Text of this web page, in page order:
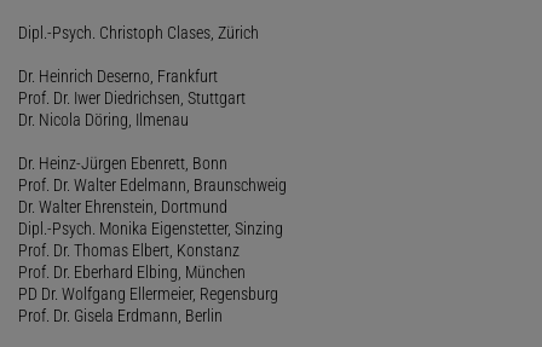
Dipl.-Psych. Christoph Clases, Zürich
Dr. Heinrich Deserno, Frankfurt
Prof. Dr. Iwer Diedrichsen, Stuttgart
Dr. Nicola Döring, Ilmenau
Dr. Heinz-Jürgen Ebenrett, Bonn
Prof. Dr. Walter Edelmann, Braunschweig
Dr. Walter Ehrenstein, Dortmund
Dipl.-Psych. Monika Eigenstetter, Sinzing
Prof. Dr. Thomas Elbert, Konstanz
Prof. Dr. Eberhard Elbing, München
PD Dr. Wolfgang Ellermeier, Regensburg
Prof. Dr. Gisela Erdmann, Berlin